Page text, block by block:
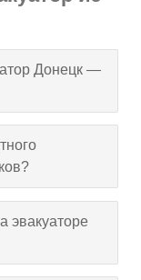
Донецк —
эвакуаторе